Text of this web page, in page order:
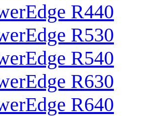
R440
R530
R540
R630
R640